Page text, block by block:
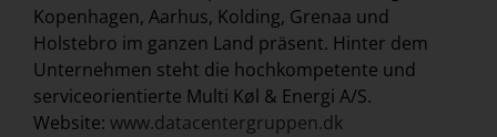
Kopenhagen, Aarhus, Kolding, Grenaa und
Holstebro im ganzen Land präsent. Hinter dem
Unternehmen steht die hochkompetente und
serviceorientierte Multi Køl & Energi A/S.
Website: www.datacentergruppen.dk